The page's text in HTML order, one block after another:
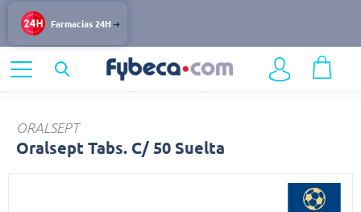
Farmacias 24H
Digestivo
ORALSEPT
Oralsept Tabs. C/ 50 Suelta